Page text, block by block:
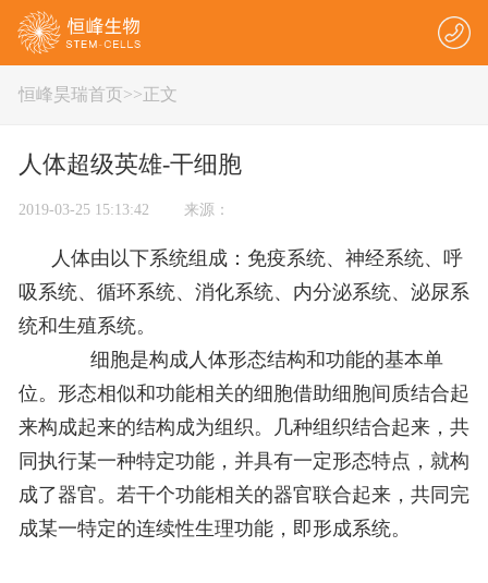
恒峰昊瑞首页>>正文
人体超级英雄-干细胞
2019-03-25 15:13:42 来源：
人体由以下系统组成：免疫系统、神经系统、呼
吸系统、循环系统、消化系统、内分泌系统、泌尿系
统和生殖系统。
细胞是构成人体形态结构和功能的基本单
位。形态相似和功能相关的细胞借助细胞间质结合起
来构成起来的结构成为组织。几种组织结合起来，共
同执行某一种特定功能，并具有一定形态特点，就构
成了器官。若干个功能相关的器官联合起来，共同完
成某一特定的连续性生理功能，即形成系统。